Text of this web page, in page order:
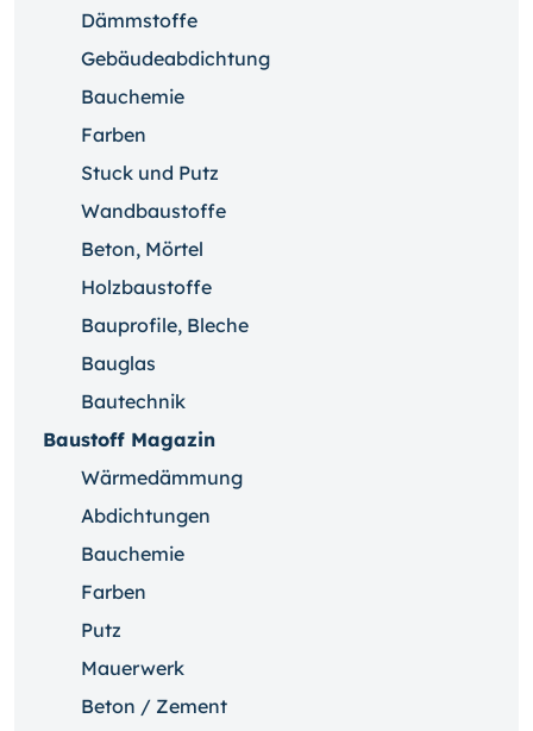
Dämmstoffe
Gebäudeabdichtung
Bauchemie
Farben
Stuck und Putz
Wandbaustoffe
Beton, Mörtel
Holzbaustoffe
Bauprofile, Bleche
Bauglas
Bautechnik
Baustoff Magazin
Wärmedämmung
Abdichtungen
Bauchemie
Farben
Putz
Mauerwerk
Beton / Zement